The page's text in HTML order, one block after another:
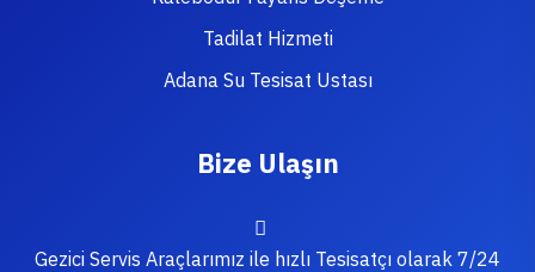
Tadilat Hizmeti
Adana Su Tesisat Ustası
Bize Ulaşın
Gezici Servis Araçlarımız ile hızlı Tesisatçı olarak 7/24